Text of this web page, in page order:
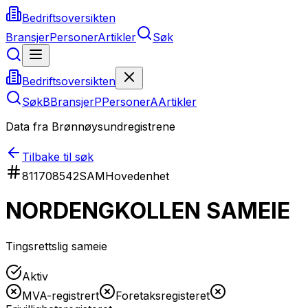
Bedriftsoversikten
BransjerPersonerArtikler Søk
Bedriftsoversikten
SøkBBransjerPPersonerAArtikler
Data fra Brønnøysundregistrene
Tilbake til søk
811708542SAMHovedenhet
NORDENGKOLLEN SAMEIE
Tingsrettslig sameie
Aktiv
MVA-registrert
Foretaksregisteret